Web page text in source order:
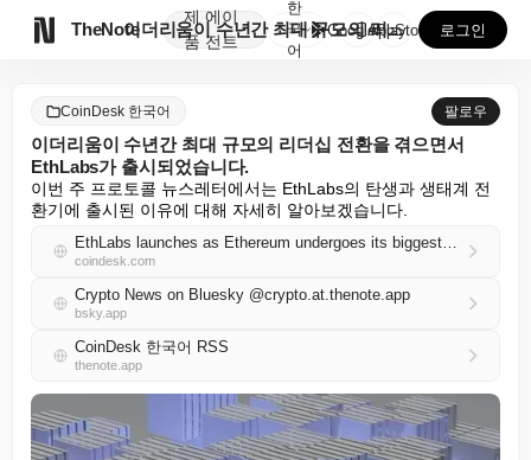
TheNote
제
품
에이
전트
이더리움이 수년간 최대 규모의 리더십 전환을 겪으면서 ...
한
국
어
GooglePlay
AppStore 로그인
CoinDesk 한국어 팔로우
이더리움이 수년간 최대 규모의 리더십 전환을 겪으면서
EthLabs가 출시되었습니다.
이번 주 프로토콜 뉴스레터에서는 EthLabs의 탄생과 생태계 전
환기에 출시된 이유에 대해 자세히 알아보겠습니다.
EthLabs launches as Ethereum undergoes its biggest leadership transition in years
coindesk.com
Crypto News on Bluesky @crypto.at.thenote.app
bsky.app
CoinDesk 한국어 RSS
thenote.app